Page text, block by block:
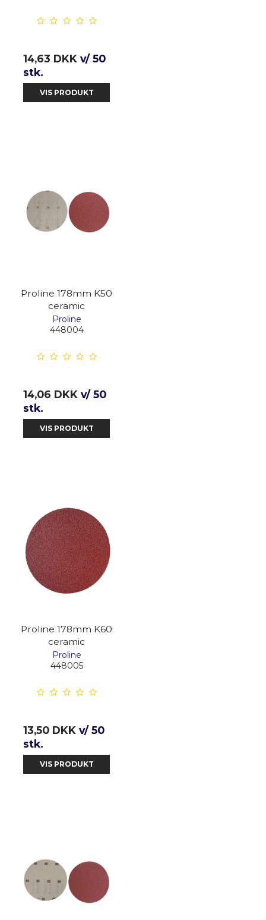
14,63 DKK v/ 50
stk.
VIS PRODUKT
Proline 178mm K50
ceramic
Proline
448004
14,06 DKK v/ 50
stk.
VIS PRODUKT
Proline 178mm K60
ceramic
Proline
448005
13,50 DKK v/ 50
stk.
VIS PRODUKT